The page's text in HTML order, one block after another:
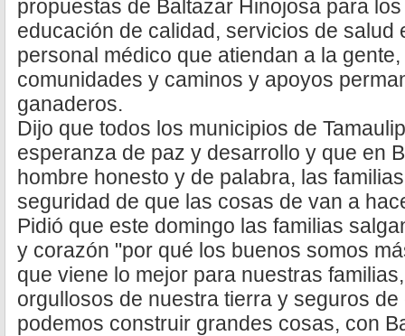
propuestas de Baltazar Hinojosa para
educación de calidad, servicios de salud
personal médico que atiendan a la
comunidades y caminos y apoyos
ganaderos.
Dijo que todos los municipios de
esperanza de paz y desarrollo y que en
hombre honesto y de palabra, las
seguridad de que las cosas de van a
Pidió que este domingo las familias
y corazón "por qué los buenos somos
que viene lo mejor para nuestras
orgullosos de nuestra tierra y seguros
podemos construir grandes cosas, con